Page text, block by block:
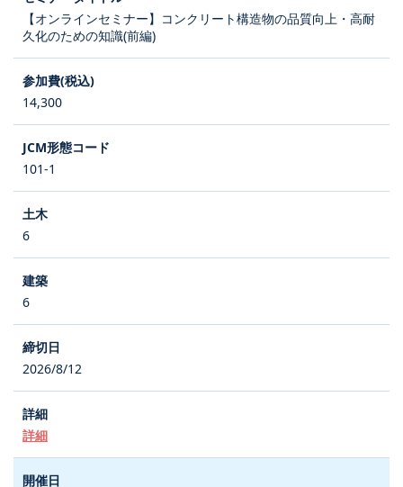
【オンラインセミナー】コンクリート構造物の品質向上・高耐
久化のための知識(前編)
14,300
101-1
6
6
2026/8/12
詳細